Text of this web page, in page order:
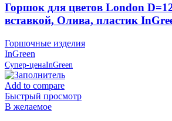
Горшок для цветов London
вставкой, Олива, пластик
Горшочные изделия
InGreen
Супер-ценаInGreen
Add to compare
Быстрый просмотр
В желаемое